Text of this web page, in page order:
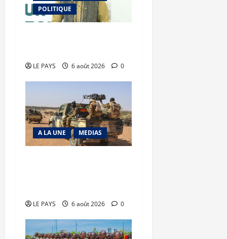
POLITIQUE
LE PAYS 6 août 2026 0
A LA UNE MEDIAS
LE PAYS 6 août 2026 0